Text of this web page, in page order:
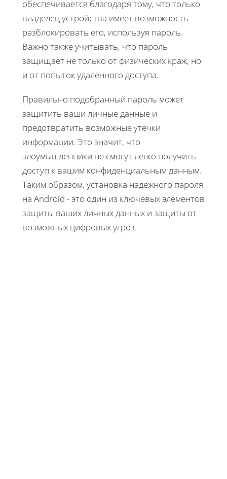
обеспечивается благодаря тому, что только
владелец устройства имеет возможность
разблокировать его, используя пароль.
Важно также учитывать, что пароль
защищает не только от физических краж, но
и от попыток удаленного доступа.
Правильно подобранный пароль может
защитить ваши личные данные и
предотвратить возможные утечки
информации. Это значит, что
злоумышленники не смогут легко получить
доступ к вашим конфиденциальным данным.
Таким образом, установка надежного пароля
на Android - это один из ключевых элементов
защиты ваших личных данных и защиты от
возможных цифровых угроз.